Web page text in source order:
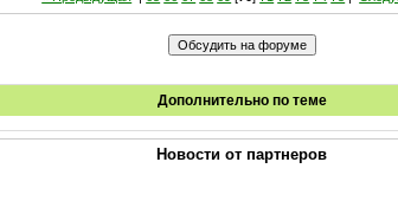
Дополнительно по теме
Новости от партнеров